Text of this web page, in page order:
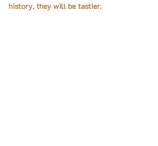
history, they will be tastier.